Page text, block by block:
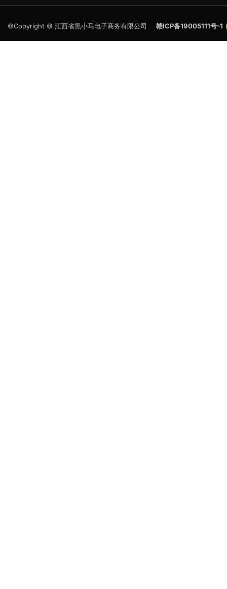
©Copyright © 江西省黑小马电子商务有限公司 赣ICP备19005111号-1